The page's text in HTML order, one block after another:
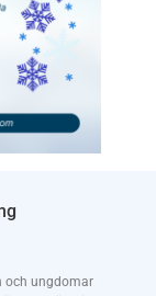
och ungdomar